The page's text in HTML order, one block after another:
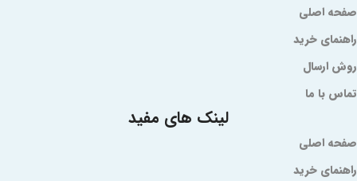
صفحه اصلی
راهنمای خرید
روش ارسال
تماس با ما
لینک های مفید
صفحه اصلی
راهنمای خرید